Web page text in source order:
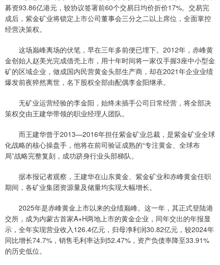
募资93.86亿港元，较协议签署前60个交易日均价折价17%。交易完
成后，紫金矿业将锁定上市公司董事会三分之二以上席位，全面掌控
经营决策权。
这场巅峰离场的伏笔，早在三年多前便已埋下。2012年，赤峰黄
金创始人赵美光完成借壳上市，用十年时间将一家仅手握3座中小型金
矿的区域企业，做成国内民营黄金头部生产商，却在2021年企业业绩
爆发前夜猝然离世，名下股权全部由配偶李金阳继承。
无矿业运营经验的李金阳，始终未插手公司日常经营，将全部决
策权交由王建华带领的职业经理人团队。
而王建华曾于2013—2016年担任紫金矿业总裁，是紫金矿业全球
化战略的核心操盘手，他将在前司验证成熟的“专注黄金、全球布
局”战略完整复刻，成功跻身行业头部梯队。
据本报记者观察，王建华在山东黄金、紫金矿业和赤峰黄金任职
期间，各矿业集团资源量及储量均实现大幅增长。
2025年是赤峰黄金上市以来的业绩巅峰。这一年，其正式登陆港
交所，成为内蒙古首家A+H两地上市的黄金企业，同年交出的年报显
示，全年实现营业收入126.4亿元，归母净利润30.82亿元，较2024年
同比增长74.7%，销售毛利率达到52.47%，资产负债率降至33.91%
的历史低位。